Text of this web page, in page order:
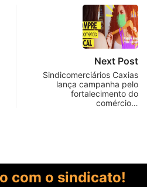
Next Post
Sindicomerciários Caxias
lança campanha pelo
fortalecimento do
comércio…
com o sindicato!